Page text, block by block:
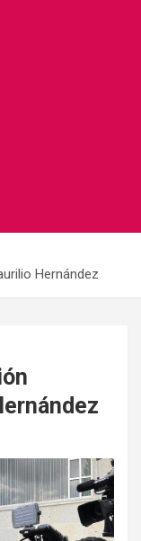
Hernández